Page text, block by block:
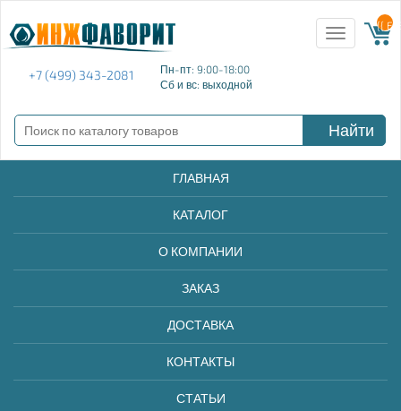
+7 (499) 343-2081
Пн-пт: 9:00-18:00
Сб и вс: выходной
Toggle
navigation
{{
Найти
ГЛАВНАЯ
КАТАЛОГ
О КОМПАНИИ
ЗАКАЗ
ДОСТАВКА
КОНТАКТЫ
СТАТЬИ